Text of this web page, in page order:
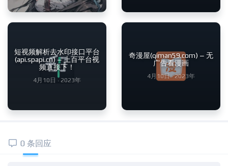
短视频解析去水印接口平台
(api.spapi.cn) – 上百平台视
频直接下！
4月10日 · 2023年
奇漫屋(qiman59.com) – 无
广告看漫画
4月10日 · 2023年
0 条回应